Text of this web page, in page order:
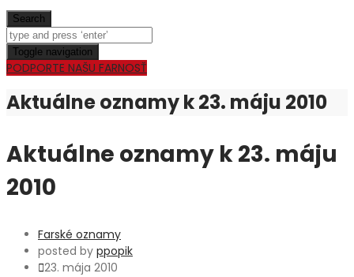
Search
Toggle navigation
PODPORTE NAŠU FARNOSŤ
Aktuálne oznamy k 23. máju 2010
Aktuálne oznamy k 23. máju
2010
Farské oznamy
posted by ppopik
23. mája 2010